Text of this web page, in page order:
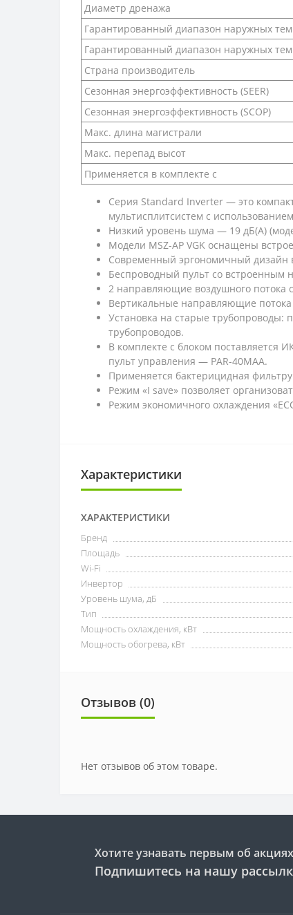
Диаметр дренажа
Гарантированный диапазон наружных
Гарантированный диапазон наружных
Страна производитель
Сезонная энергоэффективность (SEER)
Сезонная энергоэффективность (SCOP)
Макс. длина магистрали
Макс. перепад высот
Применяется в комплекте с
Серия Standard Inverter — это
мультисплитсистем с
Низкий уровень шума — 19 дБ(А)
Модели MSZ-AP VGK оснащены
Современный эргономичный дизайн
Беспроводный пульт со встроенным
2 направляющие воздушного потока
Вертикальные направляющие
Установка на старые трубопроводы:
трубопроводов.
В комплекте с блоком поставляется
пульт управления — PAR-40MAA.
Применяется бактерицидная
Режим «I save» позволяет
Режим экономичного охлаждения
Характеристики
ХАРАКТЕРИСТИКИ
Бренд
Площадь
Wi-Fi
Инвертор
Уровень шума, дБ
Тип
Мощность охлаждения, кВт
Мощность обогрева, кВт
Отзывов (0)
Нет отзывов об этом товаре.
Хотите узнавать первым об
Подпишитесь на нашу